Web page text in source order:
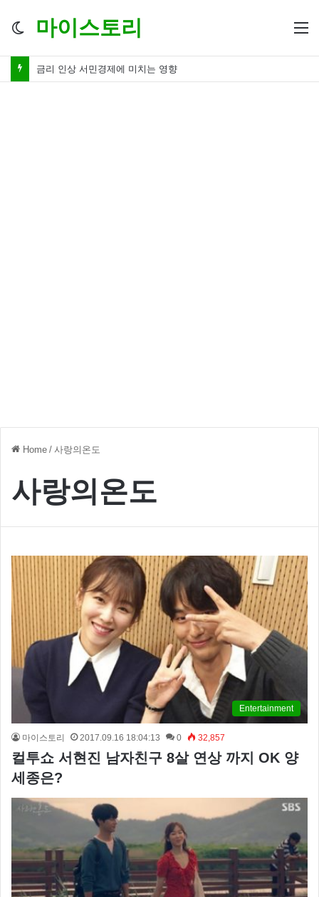
Switch
마이스토리
금리 인상 서민경제에 미치는 영향
Home / 사랑의온도
사랑의온도
Entertainment
마이스토리 2017.09.16 18:04:13 0 32,857
컬투쇼 서현진 남자친구 8살 연상 까지 OK 양
세종은?